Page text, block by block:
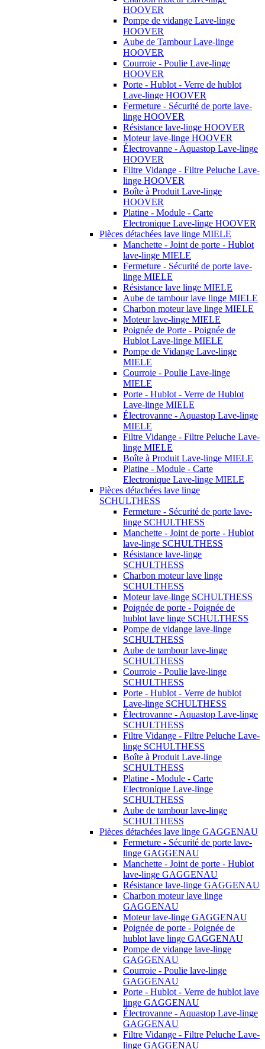
HOOVER
Pompe de vidange Lave-linge
HOOVER
Aube de Tambour Lave-linge
HOOVER
Courroie - Poulie Lave-linge
HOOVER
Porte - Hublot - Verre de hublot
Lave-linge HOOVER
Fermeture - Sécurité de porte lave-
linge HOOVER
Résistance lave-linge HOOVER
Moteur lave-linge HOOVER
Électrovanne - Aquastop Lave-linge
HOOVER
Filtre Vidange - Filtre Peluche Lave-
linge HOOVER
Boîte à Produit Lave-linge
HOOVER
Platine - Module - Carte
Electronique Lave-linge HOOVER
Pièces détachées lave linge MIELE
Manchette - Joint de porte - Hublot
lave-linge MIELE
Fermeture - Sécurité de porte lave-
linge MIELE
Résistance lave linge MIELE
Aube de tambour lave linge MIELE
Charbon moteur lave linge MIELE
Moteur lave-linge MIELE
Poignée de Porte - Poignée de
Hublot Lave-linge MIELE
Pompe de Vidange Lave-linge
MIELE
Courroie - Poulie Lave-linge
MIELE
Porte - Hublot - Verre de Hublot
Lave-linge MIELE
Électrovanne - Aquastop Lave-linge
MIELE
Filtre Vidange - Filtre Peluche Lave-
linge MIELE
Boîte à Produit Lave-linge MIELE
Platine - Module - Carte
Electronique Lave-linge MIELE
Pièces détachées lave linge
SCHULTHESS
Fermeture - Sécurité de porte lave-
linge SCHULTHESS
Manchette - Joint de porte - Hublot
lave-linge SCHULTHESS
Résistance lave-linge
SCHULTHESS
Charbon moteur lave linge
SCHULTHESS
Moteur lave-linge SCHULTHESS
Poignée de porte - Poignée de
hublot lave linge SCHULTHESS
Pompe de vidange lave-linge
SCHULTHESS
Aube de tambour lave-linge
SCHULTHESS
Courroie - Poulie lave-linge
SCHULTHESS
Porte - Hublot - Verre de hublot
Lave-linge SCHULTHESS
Électrovanne - Aquastop Lave-linge
SCHULTHESS
Filtre Vidange - Filtre Peluche Lave-
linge SCHULTHESS
Boîte à Produit Lave-linge
SCHULTHESS
Platine - Module - Carte
Electronique Lave-linge
SCHULTHESS
Aube de tambour lave-linge
SCHULTHESS
Pièces détachées lave linge GAGGENAU
Fermeture - Sécurité de porte lave-
linge GAGGENAU
Manchette - Joint de porte - Hublot
lave-linge GAGGENAU
Résistance lave-linge GAGGENAU
Charbon moteur lave linge
GAGGENAU
Moteur lave-linge GAGGENAU
Poignée de porte - Poignée de
hublot lave linge GAGGENAU
Pompe de vidange lave-linge
GAGGENAU
Courroie - Poulie lave-linge
GAGGENAU
Porte - Hublot - Verre de hublot lave
linge GAGGENAU
Électrovanne - Aquastop Lave-linge
GAGGENAU
Filtre Vidange - Filtre Peluche Lave-
linge GAGGENAU